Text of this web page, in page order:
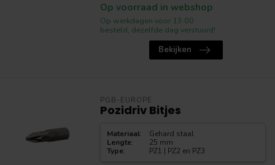
Op voorraad in webshop
Op werkdagen voor 13:00
besteld, dezelfde dag verstuurd!
Bekijken
PGB-EUROPE
Pozidriv Bitjes
Materiaal:
Gehard staal
Lengte:
25 mm
Type: PZ1 | PZ2 en PZ3